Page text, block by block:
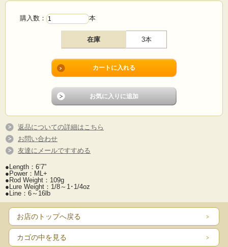
購入数： 本
在庫 3本
返品についての詳細はこちら
お問い合わせ
友達にメールですすめる
●Length：6’7”
●Power：ML+
●Rod Weight：109g
●Lure Weight：1/8～1･1/4oz
●Line：6～16lb
お店のトップへ戻る
カゴの中を見る